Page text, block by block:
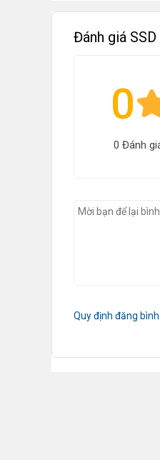
Đánh giá
0
0 Đánh
Quy định đăng